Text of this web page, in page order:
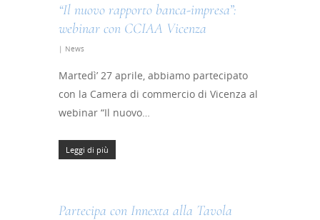
“Il nuovo rapporto banca-impresa”:
webinar con CCIAA Vicenza
| News
Martedì’ 27 aprile, abbiamo partecipato
con la Camera di commercio di Vicenza al
webinar “Il nuovo…
Leggi di più
Partecipa con Innexta alla Tavola